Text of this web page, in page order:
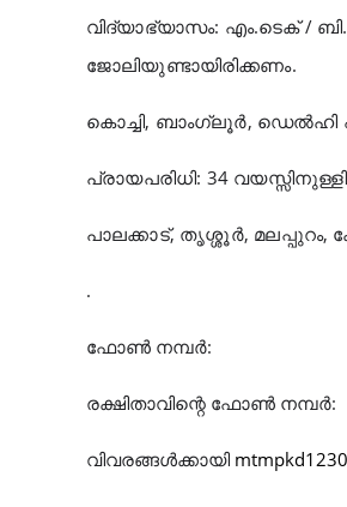
വിദ്യാഭ്യാസം: എം.ടെക് /
ജോലിയുണ്ടായിരിക്കണം.
കൊച്ചി, ബാംഗ്ലൂർ, ഡെൽഹി
പ്രായപരിധി: 34
പാലക്കാട്, തൃശ്ശൂർ,
.
ഫോൺ നമ്പർ:
രക്ഷിതാവിന്റെ ഫോൺ നമ്പർ:
വിവരങ്ങൾക്കായി